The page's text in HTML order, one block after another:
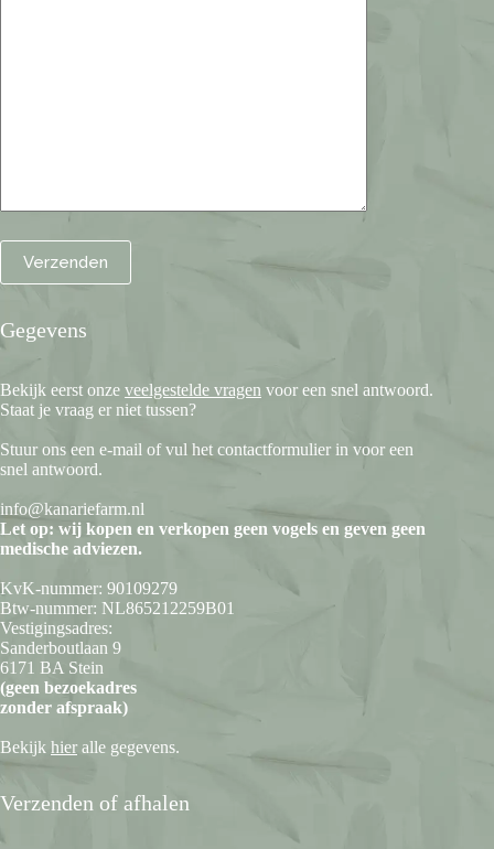
Gegevens
Bekijk eerst onze veelgestelde vragen voor een snel antwoord.
Staat je vraag er niet tussen?
Stuur ons een e-mail of vul het contactformulier in voor een
snel antwoord.
info@kanariefarm.nl
Let op: wij kopen en verkopen geen vogels en geven geen
medische adviezen.
KvK-nummer: 90109279
Btw-nummer: NL865212259B01
Vestigingsadres:
Sanderboutlaan 9
6171 BA Stein
(geen bezoekadres
zonder afspraak)
Bekijk hier alle gegevens.
Verzenden of afhalen